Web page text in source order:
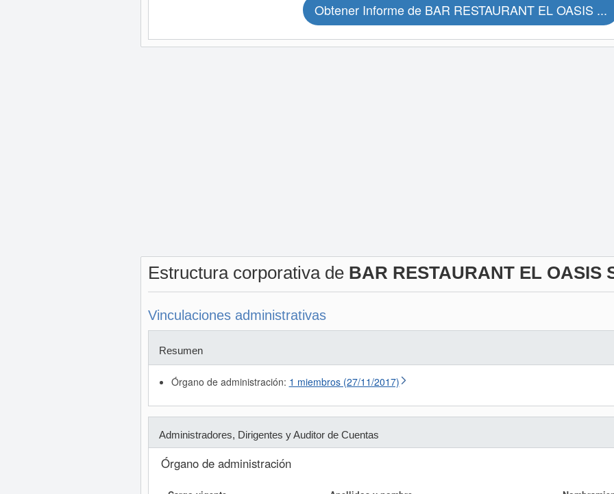
Obtener Informe de BAR RESTAURANT EL OASIS ...
Estructura corporativa de BAR RESTAURANT EL OASIS
Vinculaciones administrativas
Resumen
Órgano de administración: 1 miembros (27/11/2017)
Administradores, Dirigentes y Auditor de Cuentas
Órgano de administración